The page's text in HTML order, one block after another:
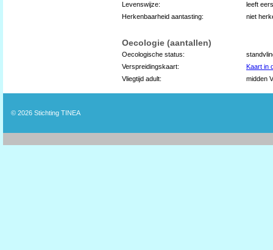
Levenswijze:
leeft
Herkenbaarheid aantasting:
niet
Oecologie (aantallen)
Oecologische status:
Verspreidingskaart:
Kaart in
Vliegtijd adult:
midden
© 2026 Stichting TINEA